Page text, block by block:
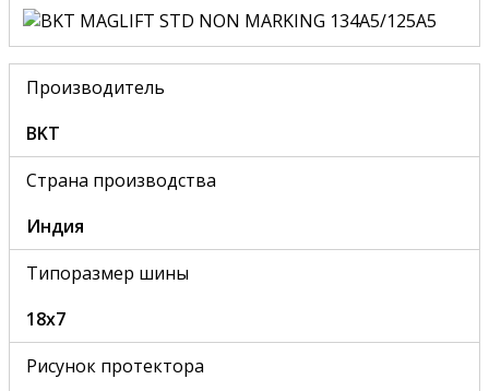
Производитель
BKT
Страна производства
Индия
Типоразмер шины
18x7
Рисунок протектора